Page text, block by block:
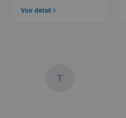
Voir détail
T